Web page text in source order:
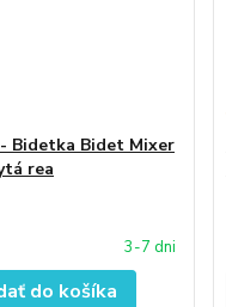
Bidetka Bidet Mixer
rea
3-7 dni
do košíka